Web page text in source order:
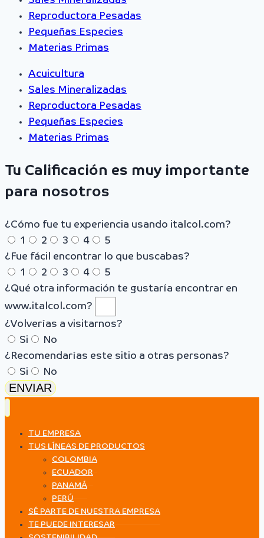
Reproductora Pesadas
Pequeñas Especies
Materias Primas
Acuicultura
Sales Mineralizadas
Reproductora Pesadas
Pequeñas Especies
Materias Primas
Tu Calificación es muy importante
para nosotros
¿Cómo fue tu experiencia usando italcol.com?
1
2 3 4
5
¿Fue fácil encontrar lo que buscabas?
1
2 3 4
5
¿Qué otra información te gustaría encontrar en
www.italcol.com?
¿Volverías a visitarnos?
Si
No
¿Recomendarías este sitio a otras personas?
Si
No
ENVIAR
TU EMPRESA
TUS LÍNEAS DE PRODUCTOS
COLOMBIA
ECUADOR
PANAMÁ
PERÚ
SÉ PARTE DE NUESTRA EMPRESA
TE PUEDE INTERESAR